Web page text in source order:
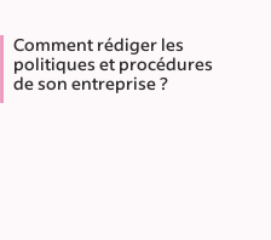
Comment rédiger les
politiques et procédures
de son entreprise ?